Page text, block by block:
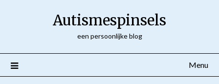
Autismespinsels
een persoonlijke blog
Menu